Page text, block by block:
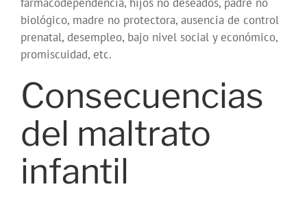
biológico, madre no protectora, ausencia de control
prenatal, desempleo, bajo nivel social y económico,
promiscuidad, etc.
Consecuencias
del maltrato
infantil